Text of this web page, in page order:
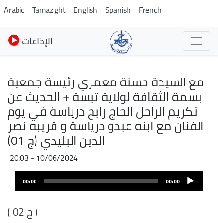
Pasar
al
contenido
principal
Arabic Tamazight English Spanish French
الإذاعات
مع السيدة حسنة معمري رئيسة جمعية
بسمة الثقافة لولاية تبسة + الحديث عن
تكريم الراحل الحاج رابح درياسة في يوم
الفنان مع ابنه عبدو درياسة و قريبه نصر
الدين البليدي (ج 01)
10/06/2024 - 20:03
Archivo
audio
00:00
00:00
( ج 02 )